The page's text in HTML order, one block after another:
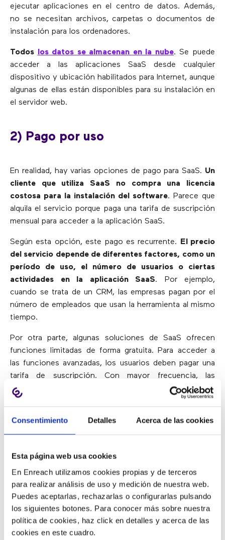
Consentimiento Detalles Acerca de las cookies
Esta página web usa cookies
En Enreach utilizamos cookies propias y de terceros
para realizar análisis de uso y medición de nuestra web.
Puedes aceptarlas, rechazarlas o configurarlas pulsando
los siguientes botones. Para conocer más sobre nuestra
política de cookies, haz click en detalles y acerca de las
cookies en este cuadro.
ejecutar aplicaciones en el centro de datos. Además,
no se necesitan archivos, carpetas o documentos de
instalación para los ordenadores.
Todos los datos se almacenan en la nube. Se puede
acceder a las aplicaciones SaaS desde cualquier
dispositivo y ubicación habilitados para Internet, aunque
algunas de ellas están disponibles para su instalación en
el servidor web.
2) Pago por uso
En realidad, hay varias opciones de pago para SaaS. Un
cliente que utiliza SaaS no compra una licencia
costosa para la instalación del software. Parece que
alquila el servicio porque paga una tarifa de suscripción
mensual para acceder a la aplicación SaaS.
Según esta opción, este pago es recurrente. El precio
del servicio depende de diferentes factores, como un
período de uso, el número de usuarios o ciertas
actividades en la aplicación SaaS. Por ejemplo,
cuando se trata de un CRM, las empresas pagan por el
número de empleados que usan la herramienta al mismo
tiempo.
Por otra parte, algunas soluciones de SaaS ofrecen
funciones limitadas de forma gratuita. Para acceder a
las funciones avanzadas, los usuarios deben pagar una
tarifa de suscripción. Con mayor frecuencia, las
aplicaciones SaaS ofrecen algunos planes tarifarios con
3) El proveedor de servicios es
responsable del soporte
El principal beneficio de SaaS es queeste modelo de
software ayuda a los usuarios a concentrarse en su
trabajo sin preocuparse por el mantenimiento. El
proveedor de servicios es totalmente responsable de la
configuración. Además, los clientes no necesitan